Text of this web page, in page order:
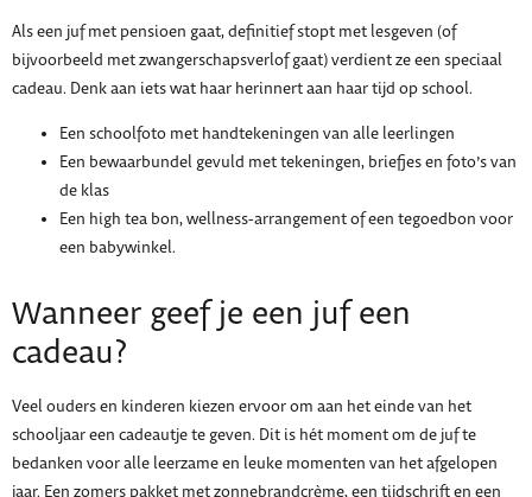
Als een juf met pensioen gaat, definitief stopt met lesgeven (of
bijvoorbeeld met zwangerschapsverlof gaat) verdient ze een speciaal
cadeau. Denk aan iets wat haar herinnert aan haar tijd op school.
Een schoolfoto met handtekeningen van alle leerlingen
Een bewaarbundel gevuld met tekeningen, briefjes en foto’s van
de klas
Een high tea bon, wellness-arrangement of een tegoedbon voor
een babywinkel.
Wanneer geef je een juf een
cadeau?
Veel ouders en kinderen kiezen ervoor om aan het einde van het
schooljaar een cadeautje te geven. Dit is hét moment om de juf te
bedanken voor alle leerzame en leuke momenten van het afgelopen
jaar. Een zomers pakket met zonnebrandcrème, een tijdschrift en een